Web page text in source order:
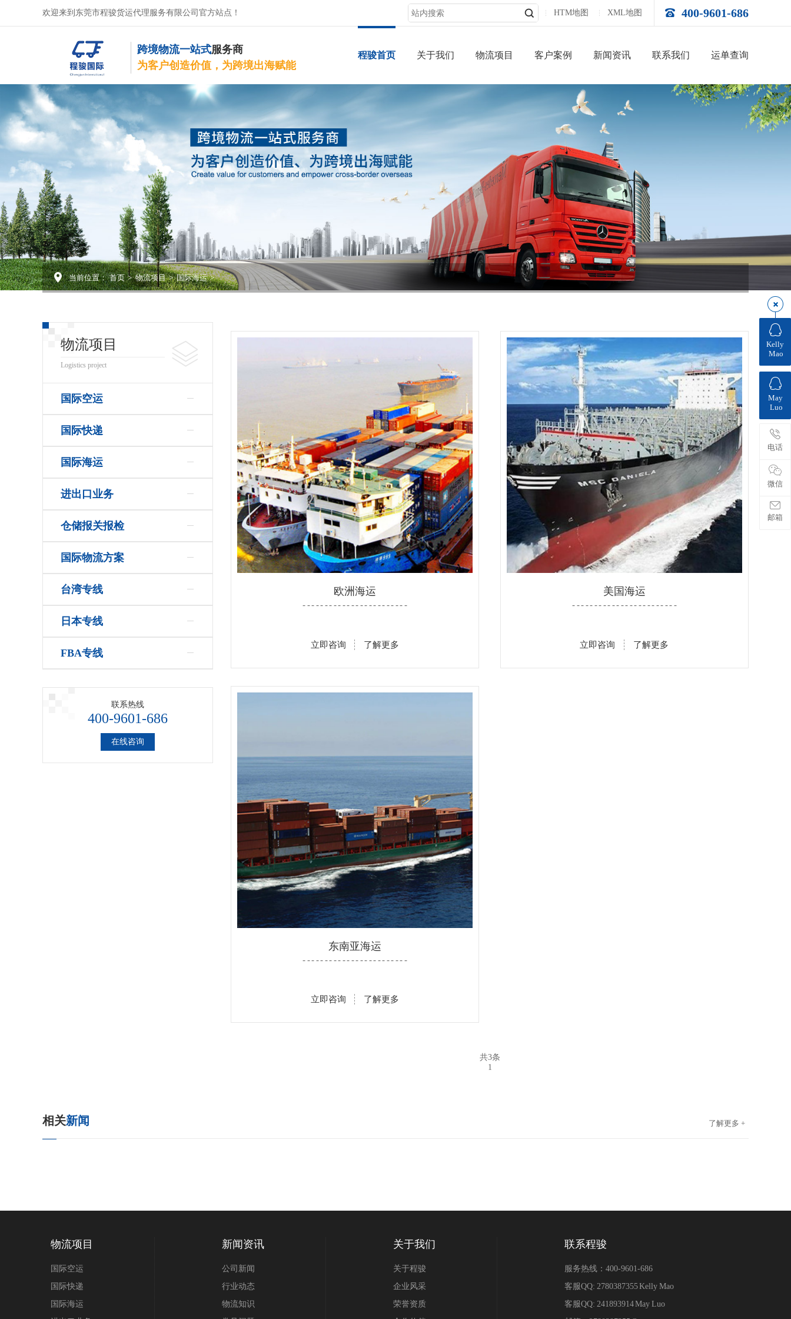
欢迎来到东莞市程骏货运代理服务有限公司官方站点！ 400-9601-686
HTM地图 XML地图
跨境物流一站式服务商
为客户创造价值，为跨境出海赋能
程骏首页 关于我们 物流项目 客户案例 新闻资讯 联系我们 运单查询
当前位置： 首页 > 物流项目 > 国际海运 >
物流项目
Logistics project
国际空运
国际快递
国际海运
进出口业务
仓储报关报检
国际物流方案
台湾专线
日本专线
FBA专线
联系热线
400-9601-686
在线咨询
欧洲海运
- - - - - - - - - - - - - - - - - - - - - - - -
立即咨询 了解更多
美国海运
- - - - - - - - - - - - - - - - - - - - - - - -
立即咨询 了解更多
东南亚海运
- - - - - - - - - - - - - - - - - - - - - - - -
立即咨询 了解更多
共3条
1
相关新闻 了解更多 +
物流项目
国际空运
国际快递
国际海运
新闻资讯
公司新闻
行业动态
物流知识
关于我们
关于程骏
企业风采
荣誉资质
联系程骏
服务热线：400-9601-686
客服QQ: 2780387355 Kelly Mao
客服QQ: 241893914 May Luo
Kelly
Mao
May
Luo
电话
微信
邮箱